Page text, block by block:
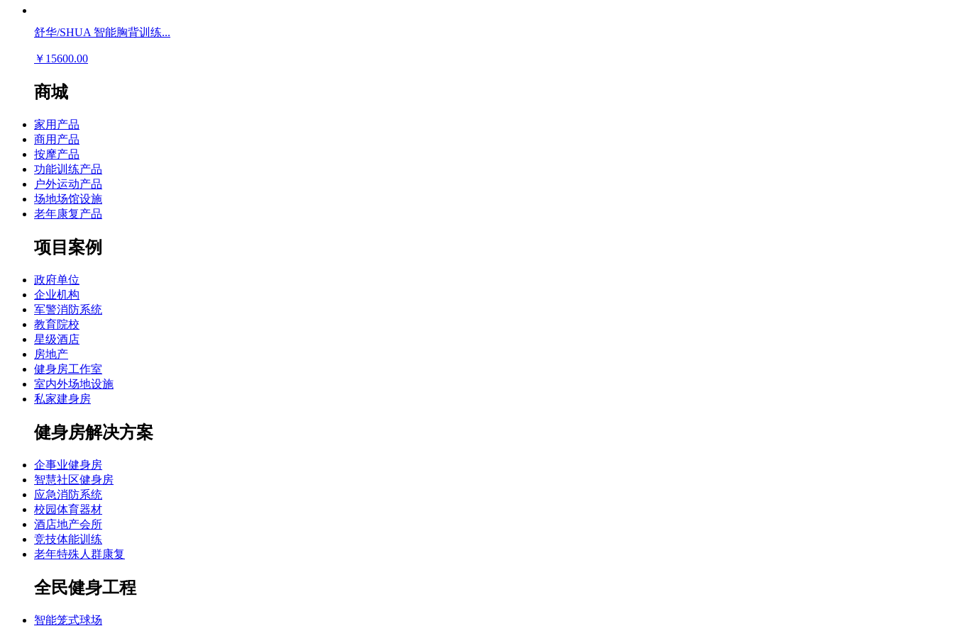
舒华/SHUA 智能胸背训练...
￥15600.00
商城
家用产品
商用产品
按摩产品
功能训练产品
户外运动产品
场地场馆设施
老年康复产品
项目案例
政府单位
企业机构
军警消防系统
教育院校
星级酒店
房地产
健身房工作室
室内外场地设施
私家建身房
健身房解决方案
企事业健身房
智慧社区健身房
应急消防系统
校园体育器材
酒店地产会所
竞技体能训练
老年特殊人群康复
全民健身工程
智能笼式球场